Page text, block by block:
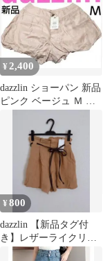
¥ 2,400
dazzlin ショーパン 新品
ピンク ベージュ Ｍ バ
¥800
dazzlin 【新品タグ付
き】レザーライクリボ
ンショートパンツ